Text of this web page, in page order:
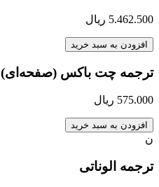
5.462.500 ریال
افزودن به سبد خرید
ترجمه چت باکس (صفحه‌ای)
575.000 ریال
افزودن به سبد خرید
ن
ترجمه الوناتی